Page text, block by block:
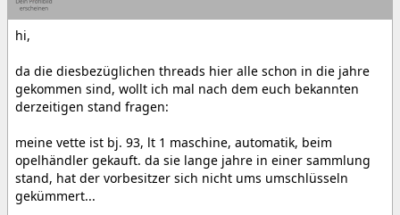
hi,
da die diesbezüglichen threads hier alle schon in die jahre
gekommen sind, wollt ich mal nach dem euch bekannten
derzeitigen stand fragen:
meine vette ist bj. 93, lt 1 maschine, automatik, beim
opelhändler gekauft. da sie lange jahre in einer sammlung
stand, hat der vorbesitzer sich nicht ums umschlüsseln
gekümmert...